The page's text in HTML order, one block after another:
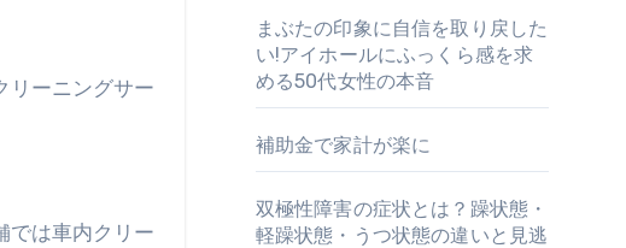
リーニングサー
では車内クリー
まぶたの印象に自信を取り戻した
い!アイホールにふっくら感を求
める50代女性の本音
補助金で家計が楽に
双極性障害の症状とは？躁状態・
軽躁状態・うつ状態の違いと見逃